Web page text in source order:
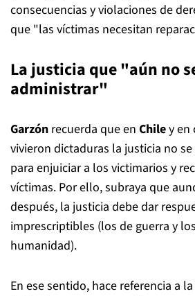
consecuencias y violaciones de
que "las víctimas necesitan
La justicia que "aún no
administrar"
Garzón recuerda que en Chiley en
vivieron dictaduras la justicia no
para enjuiciar a los victimarios y
víctimas. Por ello, subraya que
después, la justicia debe dar
imprescriptibles (los de guerra y
humanidad).
En ese sentido, hace referencia a